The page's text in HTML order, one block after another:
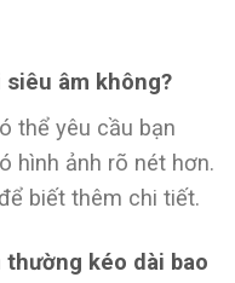
âm không?
thể yêu cầu bạn
hình ảnh rõ nét hơn.
biết thêm chi tiết.
kéo dài bao